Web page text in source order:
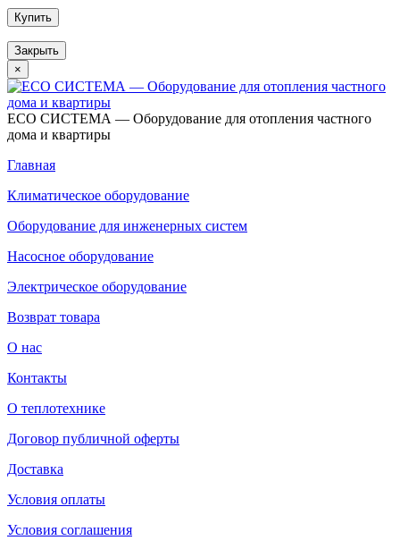
Купить
Закрыть
×
ECO СИСТЕМА — Оборудование для отопления частного
дома и квартиры
Главная
Климатическое оборудование
Оборудование для инженерных систем
Насосное оборудование
Электрическое оборудование
Возврат товара
О нас
Контакты
О теплотехнике
Договор публичной оферты
Доставка
Условия оплаты
Условия соглашения